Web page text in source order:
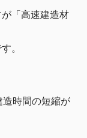
「高速建造材
。
時間の短縮が